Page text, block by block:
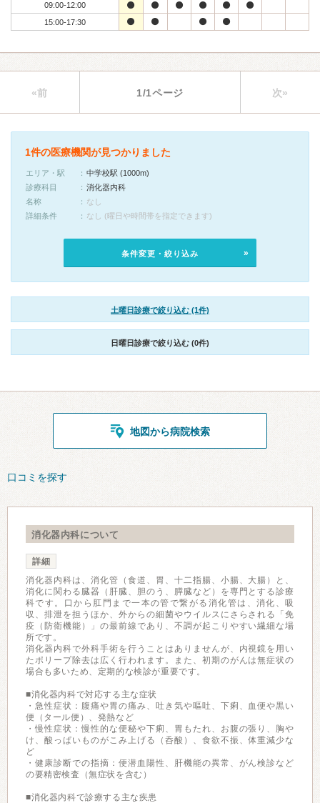
09:00-12:00
15:00-17:30
«前 1/1ページ 次»
1件の医療機関が見つかりました
エリア・駅
中学校駅 (1000m)
診療科目
消化器内科
名称
なし
詳細条件
なし (曜日や時間帯を指定できます)
条件変更・絞り込み
土曜日診療で絞り込む (1件)
日曜日診療で絞り込む (0件)
地図から病院検索
口コミを探す
消化器内科について
詳細
消化器内科は、消化管（食道、胃、十二指腸、小腸、大腸）と、
消化に関わる臓器（肝臓、胆のう、膵臓など）を専門とする診療
科です。口から肛門まで一本の管で繋がる消化管は、消化、吸
収、排泄を担うほか、外からの細菌やウイルスにさらされる「免
疫（防衛機能）」の最前線であり、不調が起こりやすい繊細な場
所です。
消化器内科で外科手術を行うことはありませんが、内視鏡を用い
たポリープ除去は広く行われます。また、初期のがんは無症状の
場合も多いため、定期的な検診が重要です。
■消化器内科で対応する主な症状
・急性症状：腹痛や胃の痛み、吐き気や嘔吐、下痢、血便や黒い
便（タール便）、発熱など
・慢性症状：慢性的な便秘や下痢、胃もたれ、お腹の張り、胸や
け、酸っぱいものがこみ上げる（呑酸）、食欲不振、体重減少な
ど
・健康診断での指摘：便潜血陽性、肝機能の異常、がん検診など
の要精密検査（無症状を含む）
■消化器内科で診療する主な疾患